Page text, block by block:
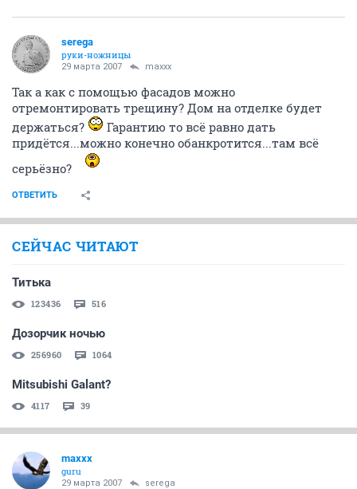
serega
руки-ножницы
29 марта 2007 maxxx
Так а как с помощью фасадов можно
отремонтировать трещину? Дом на отделке будет
держаться?
Гарантию то всё равно дать
придётся...можно конечно обанкротится...там всё
серьёзно?
ОТВЕТИТЬ
СЕЙЧАС ЧИТАЮТ
Титька
123436 516
Дозорчик ночью
256960 1064
Mitsubishi Galant?
4117 39
maxxx
guru
29 марта 2007 serega